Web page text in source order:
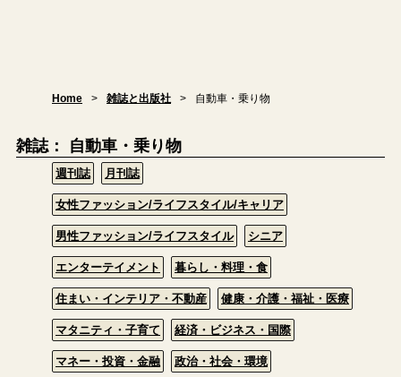
Home 雑誌と出版社 自動車・乗り物
雑誌： 自動車・乗り物
週刊誌 月刊誌
女性ファッション/ライフスタイル/キャリア
男性ファッション/ライフスタイル シニア
エンターテイメント 暮らし・料理・食
住まい・インテリア・不動産 健康・介護・福祉・医療
マタニティ・子育て 経済・ビジネス・国際
マネー・投資・金融 政治・社会・環境